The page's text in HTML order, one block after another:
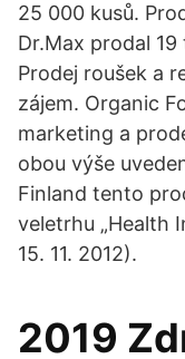
25 000 kusů.
Dr.Max prodal
Prodej roušek a
zájem. Organic
marketing a
obou výše
Finland tento
veletrhu „Health
15. 11. 2012).
2019